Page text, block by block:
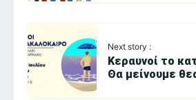
Next story :
Κεραυνοί το
Θα μείνουμε